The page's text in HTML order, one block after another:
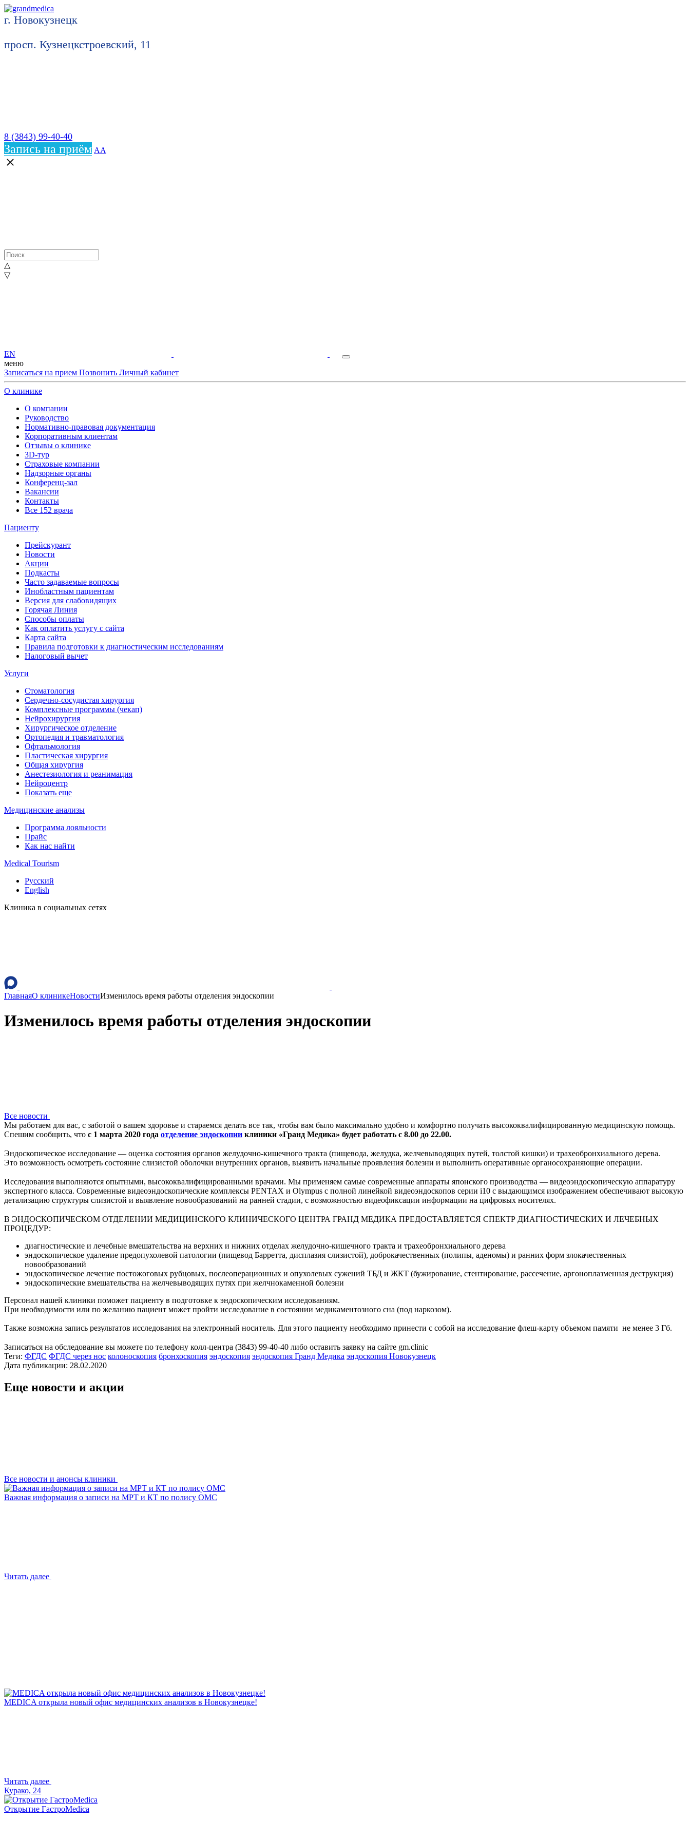
г. Новокузнецк
просп. Кузнецкстроевский, 11
8 (3843) 99-40-40
Запись на приём АА
△
▽
EN
меню
Записаться на прием Позвонить Личный кабинет
О клинике
О компании
Руководство
Нормативно-правовая документация
Корпоративным клиентам
Отзывы о клинике
3D-тур
Страховые компании
Надзорные органы
Конференц-зал
Вакансии
Контакты
Все 152 врача
Пациенту
Прейскурант
Новости
Акции
Подкасты
Часто задаваемые вопросы
Инобластным пациентам
Версия для слабовидящих
Горячая Линия
Способы оплаты
Как оплатить услугу с сайта
Карта сайта
Правила подготовки к диагностическим исследованиям
Налоговый вычет
Услуги
Стоматология
Сердечно-сосудистая хирургия
Комплексные программы (чекап)
Нейрохирургия
Хирургическое отделение
Ортопедия и травматология
Офтальмология
Пластическая хирургия
Общая хирургия
Анестезиология и реанимация
Нейроцентр
Показать еще
Медицинские анализы
Программа лояльности
Прайс
Как нас найти
Medical Tourism
Русский
English
Клиника в социальных сетях
ГлавнаяО клиникеНовостиИзменилось время работы отделения эндоскопии
Изменилось время работы отделения эндоскопии
Все новости
Мы работаем для вас, с заботой о вашем здоровье и стараемся делать все так, чтобы вам было максимально удобно и комфортно получать высококвалифицированную медицинскую помощь.
Спешим сообщить, что с 1 марта 2020 года отделение эндоскопии клиники «Гранд Медика» будет работать с 8.00 до 22.00.
Эндоскопическое исследование — оценка состояния органов желудочно-кишечного тракта (пищевода, желудка, желчевыводящих путей, толстой кишки) и трахеобронхиального дерева.
Это возможность осмотреть состояние слизистой оболочки внутренних органов, выявить начальные проявления болезни и выполнить оперативные органосохраняющие операции.
Исследования выполняются опытными, высококвалифицированными врачами. Мы применяем самые современные аппараты японского производства — видеоэндоскопическую аппаратуру
экспертного класса. Современные видеоэндоскопические комплексы PENTAX и Olympus с полной линейкой видеоэндоскопов серии i10 с выдающимся изображением обеспечивают высокую
детализацию структуры слизистой и выявление новообразований на ранней стадии, с возможностью видеофиксации информации на цифровых носителях.
В ЭНДОСКОПИЧЕСКОМ ОТДЕЛЕНИИ МЕДИЦИНСКОГО КЛИНИЧЕСКОГО ЦЕНТРА ГРАНД МЕДИКА ПРЕДОСТАВЛЯЕТСЯ СПЕКТР ДИАГНОСТИЧЕСКИХ И ЛЕЧЕБНЫХ
ПРОЦЕДУР:
диагностические и лечебные вмешательства на верхних и нижних отделах желудочно-кишечного тракта и трахеобронхиального дерева
эндоскопическое удаление предопухолевой патологии (пищевод Барретта, дисплазия слизистой), доброкачественных (полипы, аденомы) и ранних форм злокачественных
новообразований
эндоскопическое лечение постожоговых рубцовых, послеоперационных и опухолевых сужений ТБД и ЖКТ (бужирование, стентирование, рассечение, аргоноплазменная деструкция)
эндоскопические вмешательства на желчевыводящих путях при желчнокаменной болезни
Персонал нашей клиники поможет пациенту в подготовке к эндоскопическим исследованиям.
При необходимости или по желанию пациент может пройти исследование в состоянии медикаментозного сна (под наркозом).
Также возможна запись результатов исследования на электронный носитель. Для этого пациенту необходимо принести с собой на исследование флеш-карту объемом памяти не менее 3 Гб.
Записаться на обследование вы можете по телефону колл-центра (3843) 99-40-40 либо оставить заявку на сайте gm.clinic
Теги: ФГДС ФГДС через нос колоноскопия бронхоскопия эндоскопия эндоскопия Гранд Медика эндоскопия Новокузнецк
Дата публикации: 28.02.2020
Еще новости и акции
Все новости и анонсы клиники
Важная информация о записи на МРТ и КТ по полису ОМС
Читать далее
MEDICA открыла новый офис медицинских анализов в Новокузнецке!
Читать далее
Курако, 24
Открытие ГастроMedica